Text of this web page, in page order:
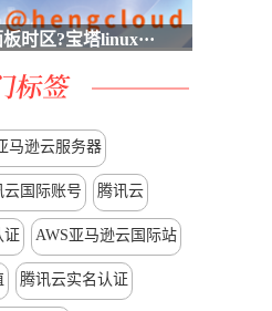
时区?宝塔linux···
马逊云服务器
云国际账号 腾讯云
证 AWS亚马逊云国际站
腾讯云实名认证